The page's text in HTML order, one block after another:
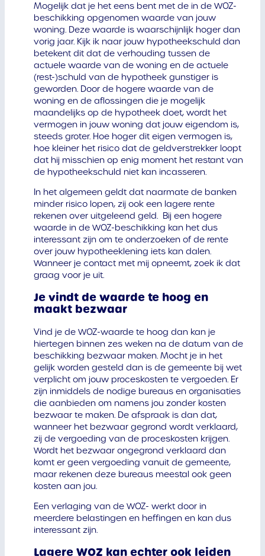
Mogelijk dat je het eens bent met de in de WOZ-
beschikking opgenomen waarde van jouw
woning. Deze waarde is waarschijnlijk hoger dan
vorig jaar. Kijk ik naar jouw hypotheekschuld dan
betekent dit dat de verhouding tussen de
actuele waarde van de woning en de actuele
(rest-)schuld van de hypotheek gunstiger is
geworden. Door de hogere waarde van de
woning en de aflossingen die je mogelijk
maandelijks op de hypotheek doet, wordt het
vermogen in jouw woning dat jouw eigendom is,
steeds groter. Hoe hoger dit eigen vermogen is,
hoe kleiner het risico dat de geldverstrekker loopt
dat hij misschien op enig moment het restant van
de hypotheekschuld niet kan incasseren.
In het algemeen geldt dat naarmate de banken
minder risico lopen, zij ook een lagere rente
rekenen over uitgeleend geld. Bij een hogere
waarde in de WOZ-beschikking kan het dus
interessant zijn om te onderzoeken of de rente
over jouw hypotheeklening iets kan dalen.
Wanneer je contact met mij opneemt, zoek ik dat
graag voor je uit.
Je vindt de waarde te hoog en
maakt bezwaar
Vind je de WOZ-waarde te hoog dan kan je
hiertegen binnen zes weken na de datum van de
beschikking bezwaar maken. Mocht je in het
gelijk worden gesteld dan is de gemeente bij wet
verplicht om jouw proceskosten te vergoeden. Er
zijn inmiddels de nodige bureaus en organisaties
die aanbieden om namens jou zonder kosten
bezwaar te maken. De afspraak is dan dat,
wanneer het bezwaar gegrond wordt verklaard,
zij de vergoeding van de proceskosten krijgen.
Wordt het bezwaar ongegrond verklaard dan
komt er geen vergoeding vanuit de gemeente,
maar rekenen deze bureaus meestal ook geen
kosten aan jou.
Een verlaging van de WOZ- werkt door in
meerdere belastingen en heffingen en kan dus
interessant zijn.
Lagere WOZ kan echter ook leiden